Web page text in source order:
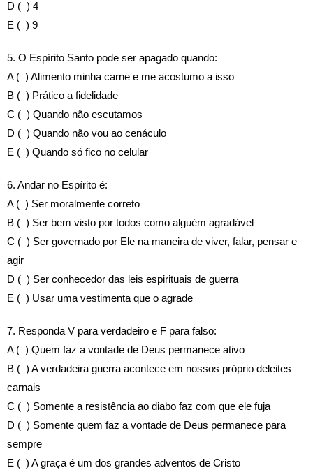
D ( ) 4
E ( ) 9
5. O Espírito Santo pode ser apagado quando:
A ( ) Alimento minha carne e me acostumo a isso
B ( ) Prático a fidelidade
C ( ) Quando não escutamos
D ( ) Quando não vou ao cenáculo
E ( ) Quando só fico no celular
6. Andar no Espírito é:
A ( ) Ser moralmente correto
B ( ) Ser bem visto por todos como alguém agradável
C ( ) Ser governado por Ele na maneira de viver, falar, pensar e
agir
D ( ) Ser conhecedor das leis espirituais de guerra
E ( ) Usar uma vestimenta que o agrade
7. Responda V para verdadeiro e F para falso:
A ( ) Quem faz a vontade de Deus permanece ativo
B ( ) A verdadeira guerra acontece em nossos próprio deleites
carnais
C ( ) Somente a resistência ao diabo faz com que ele fuja
D ( ) Somente quem faz a vontade de Deus permanece para
sempre
E ( ) A graça é um dos grandes adventos de Cristo